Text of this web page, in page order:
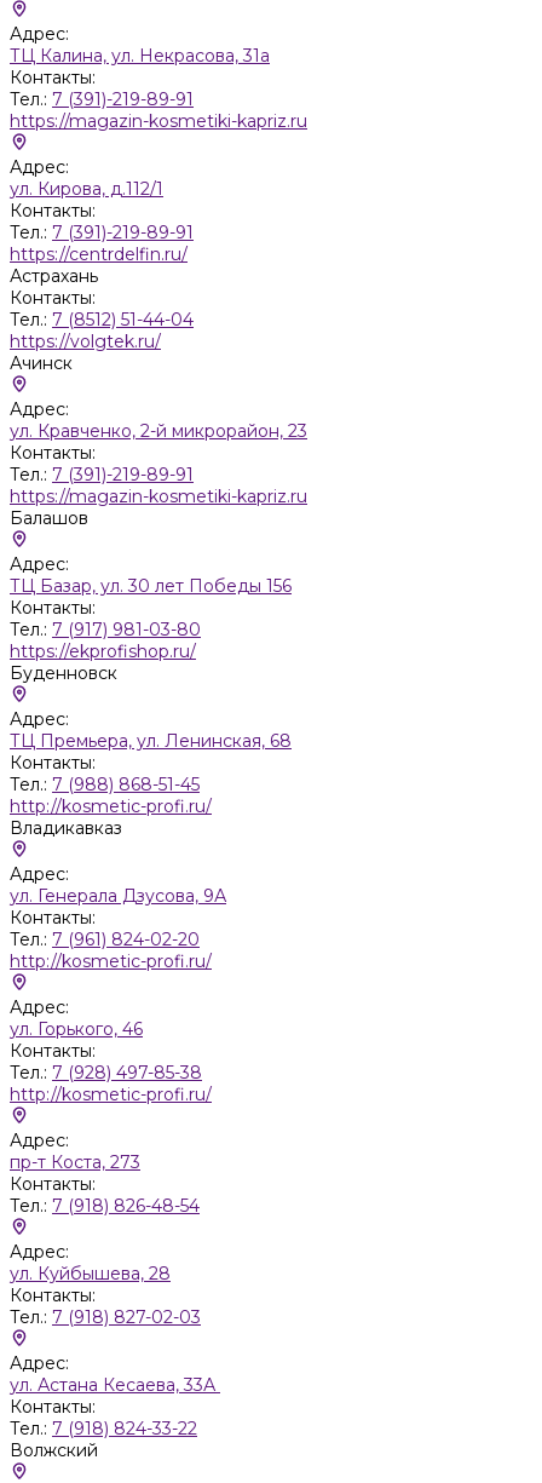
Адрес:
ТЦ Калина, ул. Некрасова, 31а
Контакты:
Тел.: 7 (391)-219-89-91
https://magazin-kosmetiki-kapriz.ru
Адрес:
ул. Кирова, д.112/1
Контакты:
Тел.: 7 (391)-219-89-91
https://centrdelfin.ru/
Астрахань
Контакты:
Тел.: 7 (8512) 51-44-04
https://volgtek.ru/
Ачинск
Адрес:
ул. Кравченко, 2-й микрорайон, 23
Контакты:
Тел.: 7 (391)-219-89-91
https://magazin-kosmetiki-kapriz.ru
Балашов
Адрес:
ТЦ Базар, ул. 30 лет Победы 156
Контакты:
Тел.: 7 (917) 981-03-80
https://ekprofishop.ru/
Буденновск
Адрес:
ТЦ Премьера, ул. Ленинская, 68
Контакты:
Тел.: 7 (988) 868-51-45
http://kosmetic-profi.ru/
Владикавказ
Адрес:
ул. Генерала Дзусова, 9А
Контакты:
Тел.: 7 (961) 824-02-20
http://kosmetic-profi.ru/
Адрес:
ул. Горького, 46
Контакты:
Тел.: 7 (928) 497-85-38
http://kosmetic-profi.ru/
Адрес:
пр-т Коста, 273
Контакты:
Тел.: 7 (918) 826-48-54
Адрес:
ул. Куйбышева, 28
Контакты:
Тел.: 7 (918) 827-02-03
Адрес:
ул. Астана Кесаева, 33А
Контакты:
Тел.: 7 (918) 824-33-22
Волжский